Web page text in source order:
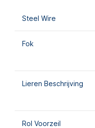
Steel Wire
Fok
Lieren Beschrijving
Rol Voorzeil